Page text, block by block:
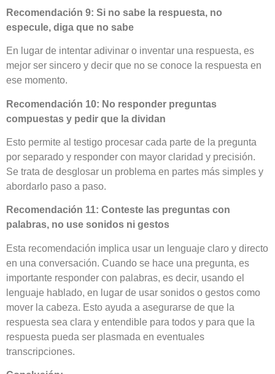
Recomendación 9: Si no sabe la respuesta, no
especule, diga que no sabe
En lugar de intentar adivinar o inventar una respuesta, es
mejor ser sincero y decir que no se conoce la respuesta en
ese momento.
Recomendación 10: No responder preguntas
compuestas y pedir que la dividan
Esto permite al testigo procesar cada parte de la pregunta
por separado y responder con mayor claridad y precisión.
Se trata de desglosar un problema en partes más simples y
abordarlo paso a paso.
Recomendación 11: Conteste las preguntas con
palabras, no use sonidos ni gestos
Esta recomendación implica usar un lenguaje claro y directo
en una conversación. Cuando se hace una pregunta, es
importante responder con palabras, es decir, usando el
lenguaje hablado, en lugar de usar sonidos o gestos como
mover la cabeza. Esto ayuda a asegurarse de que la
respuesta sea clara y entendible para todos y para que la
respuesta pueda ser plasmada en eventuales
transcripciones.